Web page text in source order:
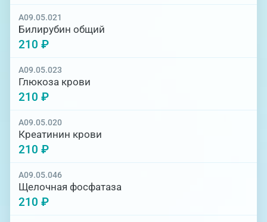
A09.05.021
Билирубин общий
210 ₽
A09.05.023
Глюкоза крови
210 ₽
A09.05.020
Креатинин крови
210 ₽
A09.05.046
Щелочная фосфатаза
210 ₽